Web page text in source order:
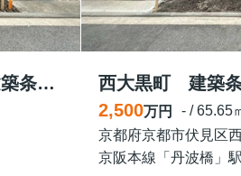
西大黒町 メインプラン 建築条件付き土地
西大黒町 建築
2,500万円
- / 65.65
京都府京都市伏見区
京阪本線「丹波橋」